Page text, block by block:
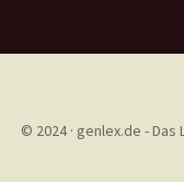
© 2024 · genlex.de -